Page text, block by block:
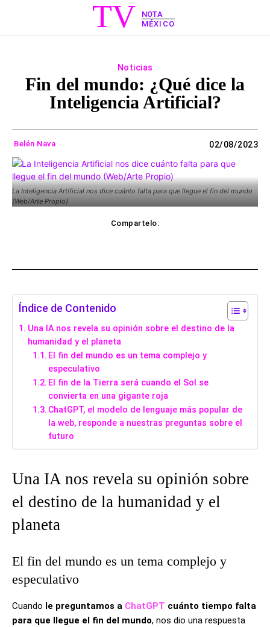
TV
NOTA
MÉXICO
Noticias
Fin del mundo: ¿Qué dice la
Inteligencia Artificial?
Belén Nava 02/08/2023
La Inteligencia Artificial nos dice cuánto falta para que llegue el fin del mundo
(Web/Arte Propio)
Compartelo:
Índice de Contenido
Una IA nos revela su opinión sobre el destino de la
humanidad y el planeta
El fin del mundo es un tema complejo y
especulativo
El fin de la Tierra será cuando el Sol se
convierta en una gigante roja
ChatGPT, el modelo de lenguaje más popular de
la web, responde a nuestras preguntas sobre el
futuro
Una IA nos revela su opinión sobre
el destino de la humanidad y el
planeta
El fin del mundo es un tema complejo y
especulativo
Cuando le preguntamos a ChatGPT cuánto tiempo falta
para que llegue el fin del mundo, nos dio una respuesta